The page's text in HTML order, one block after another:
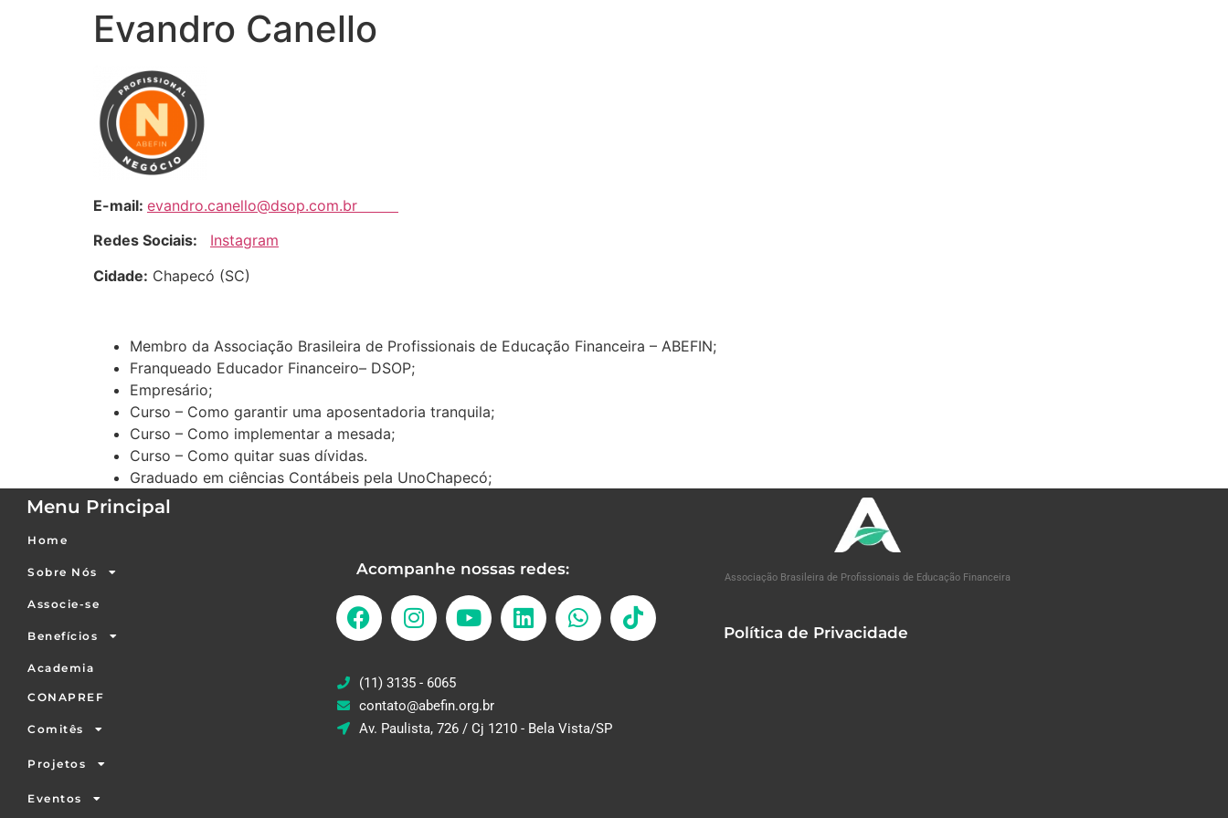
Evandro Canello
E-mail: evandro.canello@dsop.com.br
Redes Sociais:
Instagram
Cidade: Chapecó (SC)
Membro da Associação Brasileira de Profissionais de Educação Financeira – ABEFIN;
Franqueado Educador Financeiro– DSOP;
Empresário;
Curso – Como garantir uma aposentadoria tranquila;
Curso – Como implementar a mesada;
Curso – Como quitar suas dívidas.
Graduado em ciências Contábeis pela UnoChapecó;
Menu Principal
Home
Sobre Nós
Associe-se
Benefícios
Academia
CONAPREF
Comitês
Projetos
Eventos
Acompanhe nossas redes:
(11) 3135 - 6065
contato@abefin.org.br
Av. Paulista, 726 / Cj 1210 - Bela Vista/SP
Associação Brasileira de Profissionais de Educação Financeira
Política de Privacidade